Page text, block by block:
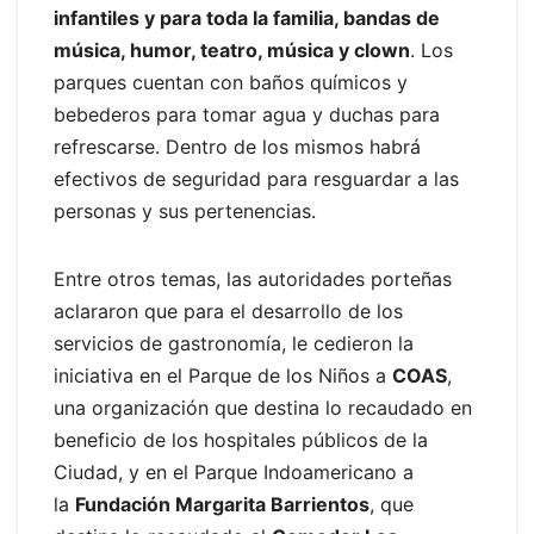
infantiles y para toda la familia, bandas de
música, humor, teatro, música y clown. Los
parques cuentan con baños químicos y
bebederos para tomar agua y duchas para
refrescarse. Dentro de los mismos habrá
efectivos de seguridad para resguardar a las
personas y sus pertenencias.
Entre otros temas, las autoridades porteñas
aclararon que para el desarrollo de los
servicios de gastronomía, le cedieron la
iniciativa en el Parque de los Niños a COAS,
una organización que destina lo recaudado en
beneficio de los hospitales públicos de la
Ciudad, y en el Parque Indoamericano a
la Fundación Margarita Barrientos, que